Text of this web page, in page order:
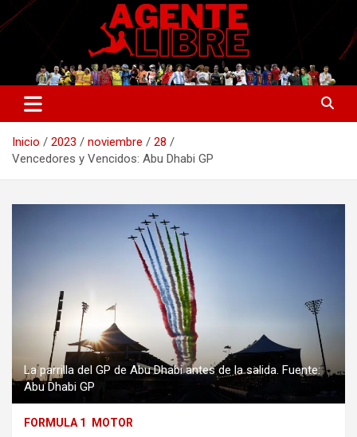
Saltar
al
Agente Libre Digital
La nueva generación del periodismo deportivo.
Inicio 2023 noviembre
28
Vencedores y Vencidos: Abu Dhabi GP
La parrilla del GP de Abu Dhabi antes de la salida. Fuente:
Abu Dhabi GP
FORMULA 1 MOTOR